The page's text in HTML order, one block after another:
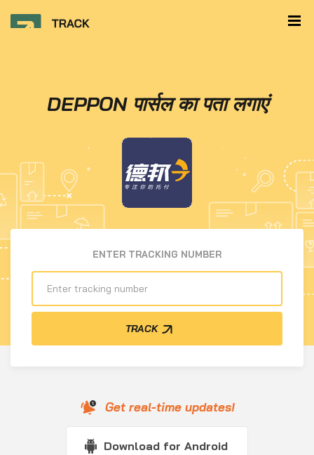
DEPPON पार्सल का पता लगाएं
ENTER TRACKING NUMBER
TRACK
Get real-time updates!
Download for Android